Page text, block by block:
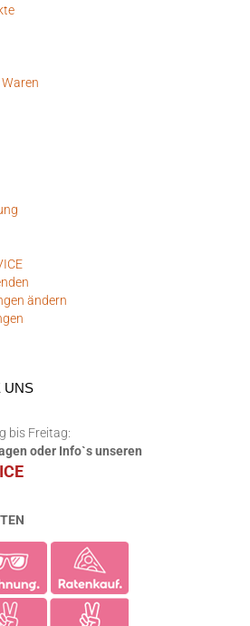
ändern
UNS
bis Freitag:
oder Info`s unseren